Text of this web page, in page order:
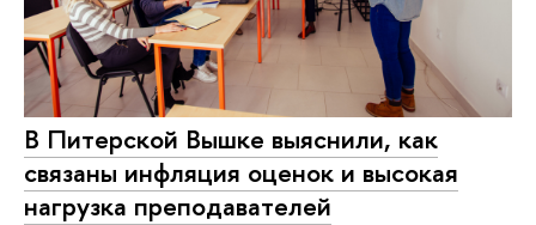
В Питерской Вышке выяснили, как
связаны инфляция оценок и высокая
нагрузка преподавателей